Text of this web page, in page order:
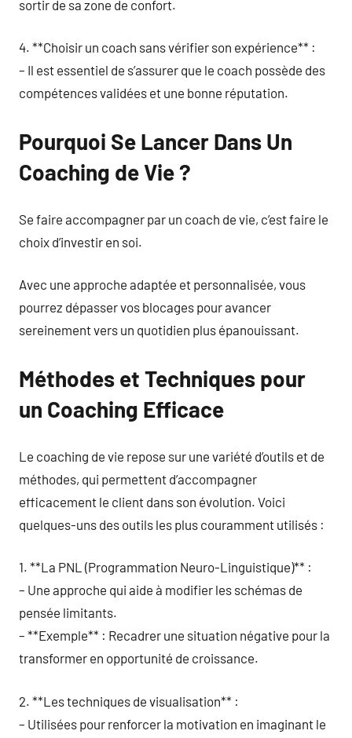
sortir de sa zone de confort.
4. **Choisir un coach sans vérifier son expérience** :
– Il est essentiel de s’assurer que le coach possède des
compétences validées et une bonne réputation.
Pourquoi Se Lancer Dans Un
Coaching de Vie ?
Se faire accompagner par un coach de vie, c’est faire le
choix d’investir en soi.
Avec une approche adaptée et personnalisée, vous
pourrez dépasser vos blocages pour avancer
sereinement vers un quotidien plus épanouissant.
Méthodes et Techniques pour
un Coaching Efficace
Le coaching de vie repose sur une variété d’outils et de
méthodes, qui permettent d’accompagner
efficacement le client dans son évolution. Voici
quelques-uns des outils les plus couramment utilisés :
1. **La PNL (Programmation Neuro-Linguistique)** :
– Une approche qui aide à modifier les schémas de
pensée limitants.
– **Exemple** : Recadrer une situation négative pour la
transformer en opportunité de croissance.
2. **Les techniques de visualisation** :
– Utilisées pour renforcer la motivation en imaginant le